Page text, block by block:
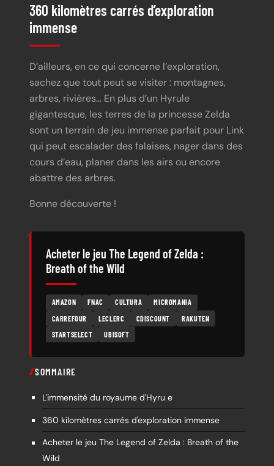
360 kilomètres carrés d’exploration
immense
D’ailleurs, en ce qui concerne l’exploration,
sachez que tout peut se visiter : montagnes,
arbres, rivières… En plus d’un Hyrule
gigantesque, les terres de la princesse Zelda
sont un terrain de jeu immense parfait pour Link
qui peut escalader des falaises, nager dans des
cours d’eau, planer dans les airs ou encore
abattre des arbres.
Bonne découverte !
Acheter le jeu The Legend of Zelda :
Breath of the Wild
AMAZON FNAC CULTURA
MICROMANIA
CARREFOUR
LECLERC CDISCOUNT
RAKUTEN
STARTSELECT
UBISOFT
SOMMAIRE
L'immensité du royaume d'Hyru e
360 kilomètres carrés d'exploration immense
Acheter le jeu The Legend of Zelda : Breath of the
Wild